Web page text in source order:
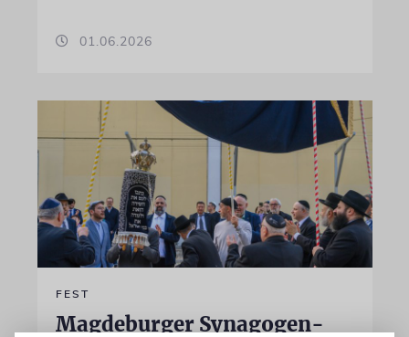
01.06.2026
FEST
Magdeburger Synagogen-